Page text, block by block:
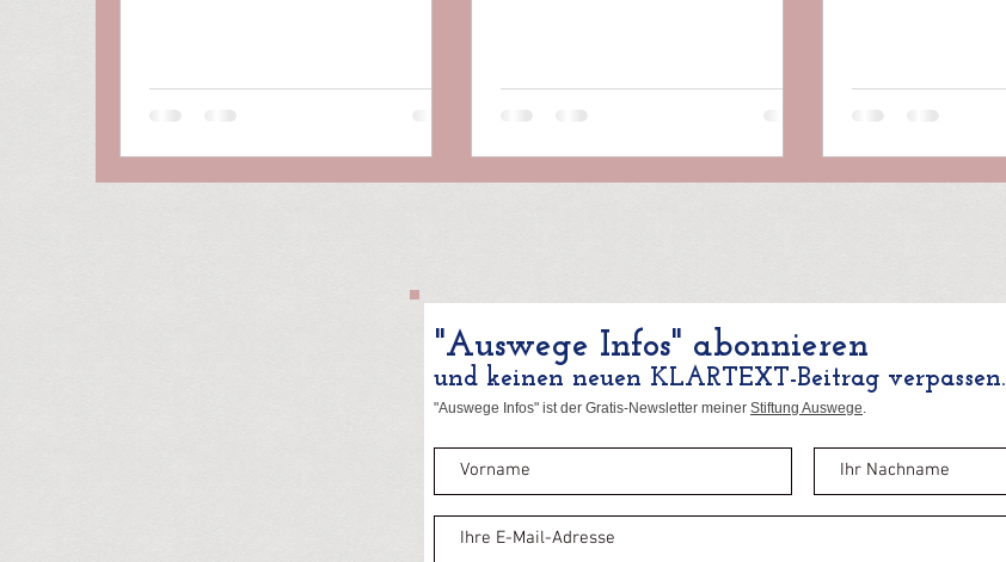
"Auswege Infos" abonnieren
und keinen neuen KLARTEXT-Beitrag verpassen.
"Auswege Infos" ist der Gratis-Newsletter meiner Stiftung Auswege